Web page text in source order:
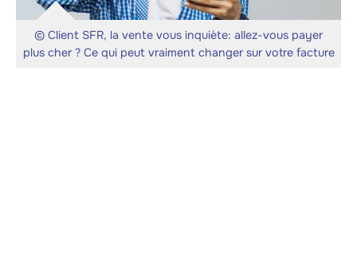
© Client SFR, la vente vous inquiète: allez-vous payer
plus cher ? Ce qui peut vraiment changer sur votre facture